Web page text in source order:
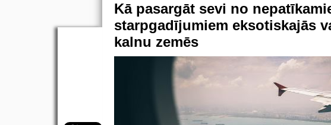
Kā pasargāt sevi no
starpgadījumiem eksotiskajās
kalnu zemēs